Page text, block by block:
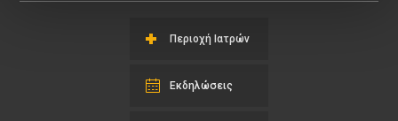
Περιοχή Ιατρών
Εκδηλώσεις